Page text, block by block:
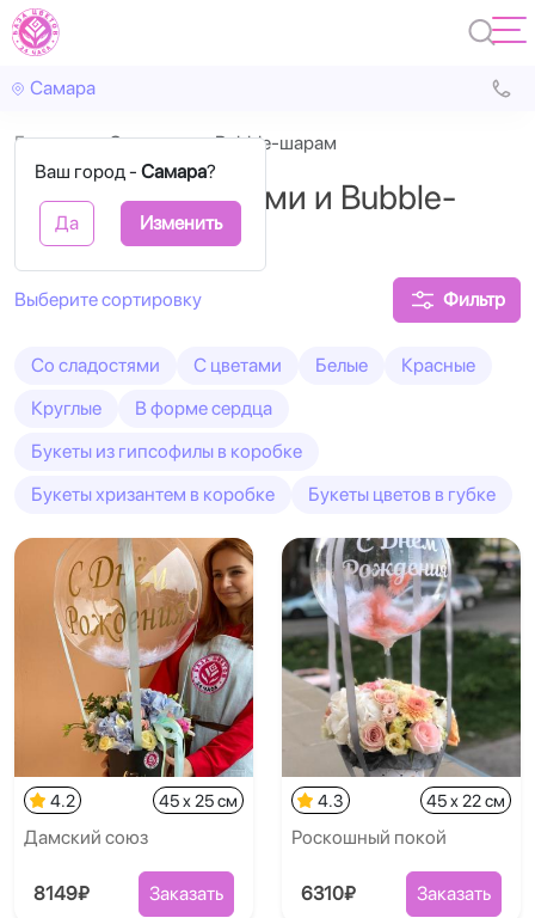
Самара
Ваш город - Самара?
Да Изменить
Главная C цветами и Bubble-шарам
Коробки с цветами и Bubble-
шарами
Фильтр
Cо сладостями С цветами Белые
Красные
Круглые
В форме сердца
Букеты из гипсофилы в коробке
Букеты хризантем в коробке
Букеты цветов в губке
4.2 45 x 25 см
Дамский союз
8149₽ Заказать
4.3 45 x 22 см
Роскошный покой
6310₽ Заказать